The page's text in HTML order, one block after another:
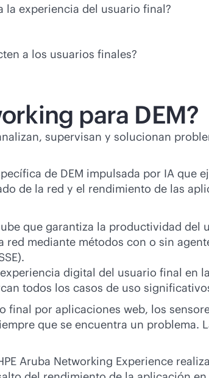
la experiencia del usuario final?
a los usuarios finales?
para DEM?
supervisan y solucionan
de DEM impulsada por IA que
de la red y el rendimiento de las
que garantiza la productividad
mediante métodos con o sin
digital del usuario final en
todos los casos de uso
por aplicaciones web, los
que se encuentra un problema.
Aruba Networking Experience